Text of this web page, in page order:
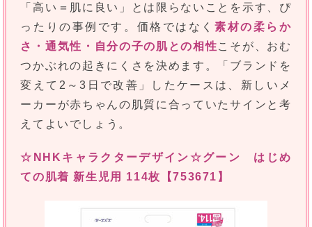
「高い＝肌に良い」とは限らないことを示す、ぴ
ったりの事例です。価格ではなく素材の柔らか
さ・通気性・自分の子の肌との相性こそが、おむ
つかぶれの起きにくさを決めます。「ブランドを
変えて2～3日で改善」したケースは、新しいメ
ーカーが赤ちゃんの肌質に合っていたサインと考
えてよいでしょう。
☆NHKキャラクターデザイン☆グーン はじめ
ての肌着 新生児用 114枚【753671】